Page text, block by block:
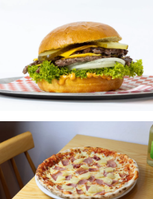
+
+